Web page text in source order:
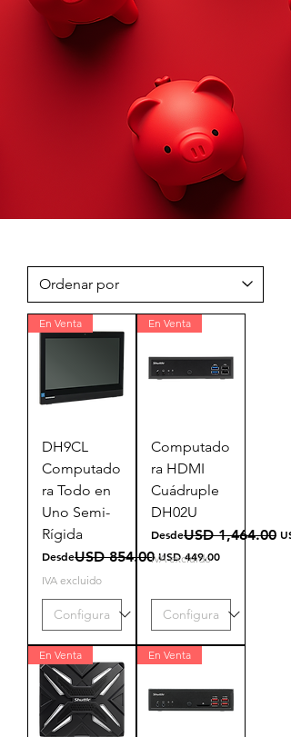
En Venta
DH9CL
Computado
ra Todo en
Uno Semi-
Rígida
Desde
PrecioUSD 854.00 USD 449.00
Precio de oferta
IVA excluido
En Venta
Computado
ra HDMI
Cuádruple
DH02U
Desde
PrecioUSD 1,464.00
Precio de oferta
IVA excluido
En Venta En Venta